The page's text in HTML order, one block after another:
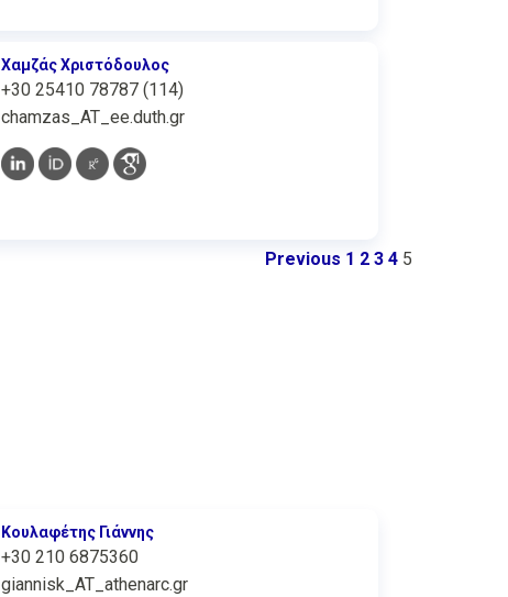
Χαμζάς Χριστόδουλος
+30 25410 78787 (114)
chamzas_AT_ee.duth.gr
Previous 1 2 3 4 5
Κουλαφέτης Γιάννης
+30 210 6875360
giannisk_AT_athenarc.gr